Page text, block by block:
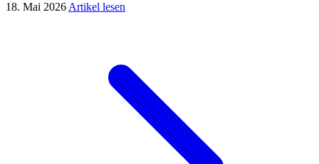
18. Mai 2026 Artikel lesen